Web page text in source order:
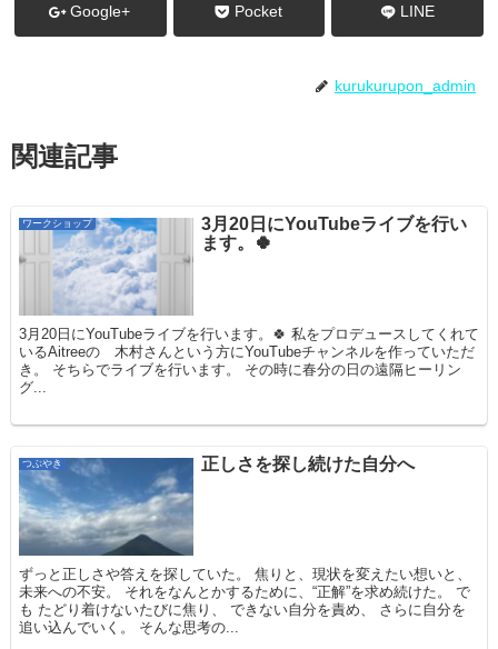
Google+ Pocket LINE
kurukurupon_admin
関連記事
ワークショップ
3月20日にYouTubeライブを行い
ます。🍀
3月20日にYouTubeライブを行います。🍀 私をプロデュースしてくれて
いるAitreeの 木村さんという方にYouTubeチャンネルを作っていただ
き。 そちらでライブを行います。 その時に春分の日の遠隔ヒーリン
グ...
つぶやき 正しさを探し続けた自分へ
ずっと正しさや答えを探していた。 焦りと、現状を変えたい想いと、
未来への不安。 それをなんとかするために、“正解”を求め続けた。 で
も たどり着けないたびに焦り、 できない自分を責め、 さらに自分を
追い込んでいく。 そんな思考の...